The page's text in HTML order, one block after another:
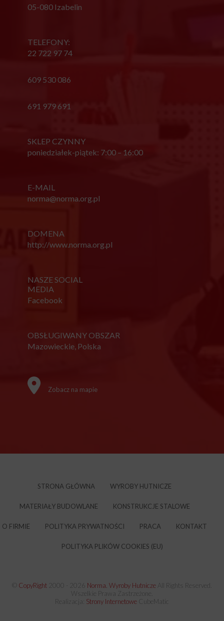
05-080 Izabelin
TELEFONY:
22 722 97 74
609 530 086
691 979 691
SKLEP CZYNNY
poniedziałek-piątek: 7:00 – 16:00
E-MAIL
norma@norma.org.pl
DOMENA
http://www.norma.org.pl
NASZE SOCIAL
MEDIA
Facebook
OBSŁUGIWANY OBSZAR
Mazowieckie, Polska
Zobacz na mapie
STRONA GŁÓWNA WYROBY HUTNICZE
MATERIAŁY BUDOWLANE KONSTRUKCJE STALOWE
O FIRMIE POLITYKA PRYWATNOŚCI PRACA KONTAKT
POLITYKA PLIKÓW COOKIES (EU)
CopyRight 2000 - 2026 Norma. Wyroby Hutnicze All Rights Reserved.
Wszelkie Prawa Zastrzeżone.
Realizacja: Strony Internetowe CubeMatic